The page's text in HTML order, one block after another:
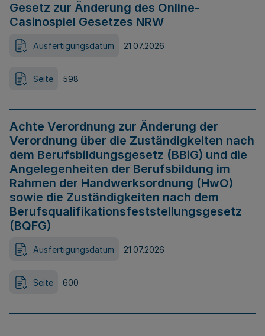
Gesetz zur Änderung des Online-
Casinospiel Gesetzes NRW
Ausfertigungsdatum 21.07.2026
Seite 598
Achte Verordnung zur Änderung der
Verordnung über die Zuständigkeiten nach
dem Berufsbildungsgesetz (BBiG) und die
Angelegenheiten der Berufsbildung im
Rahmen der Handwerksordnung (HwO)
sowie die Zuständigkeiten nach dem
Berufsqualifikationsfeststellungsgesetz
(BQFG)
Ausfertigungsdatum 21.07.2026
Seite 600